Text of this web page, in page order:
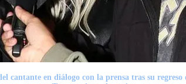
cantante en diálogo con la prensa tras su